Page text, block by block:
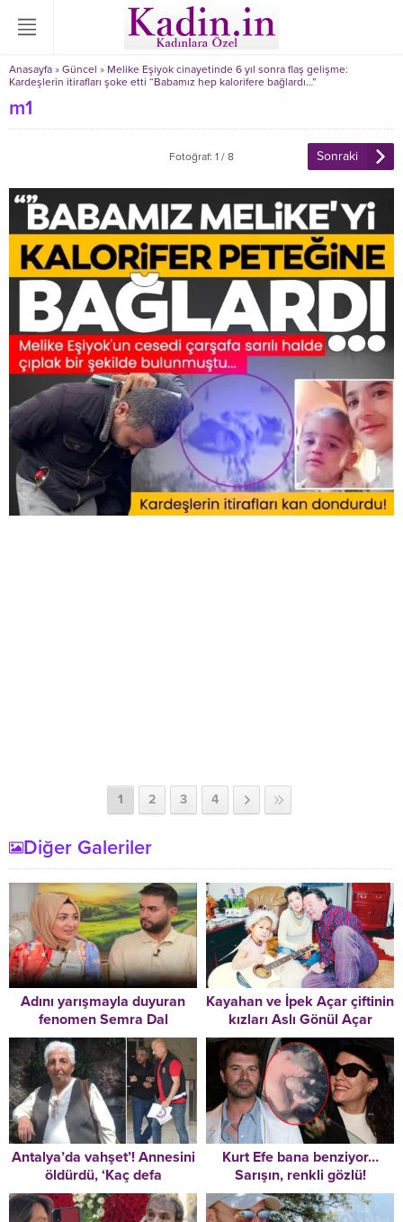
Anasayfa » Güncel » Melike Eşiyok cinayetinde 6 yıl sonra flaş gelişme:
Kardeşlerin itirafları şoke etti “Babamız hep kalorifere bağlardı…”
m1
Fotoğraf: 1 / 8 Sonraki
1 2 3 4
Diğer Galeriler
Adını yarışmayla duyuran
fenomen Semra Dal
türbanını çıkardı
Kayahan ve İpek Açar çiftinin
kızları Aslı Gönül Açar
yüksek fizik mühendisi oldu
Antalya’da vahşet’! Annesini
öldürdü, ‘Kaç defa
bıçakladığımı
hatırlamıyorum’ dedi
Kurt Efe bana benziyor…
Sarışın, renkli gözlü!